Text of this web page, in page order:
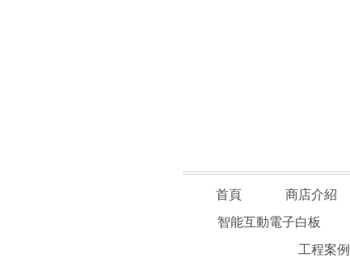
首頁 商店介紹
智能互動電子白板
工程案例